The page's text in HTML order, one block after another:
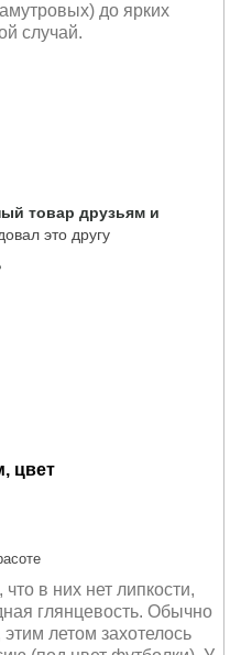
до ярких
случай.
товар друзьям и
это другу
цвет
в них нет липкости,
глянцевость. Обычно
летом захотелось